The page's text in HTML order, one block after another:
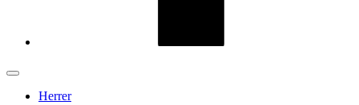
Herrer